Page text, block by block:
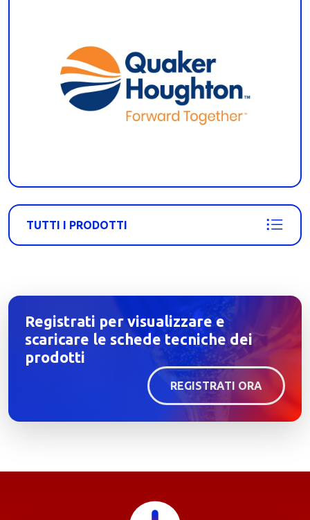
TUTTI I PRODOTTI
Registrati per visualizzare e
scaricare le schede tecniche dei
prodotti
REGISTRATI ORA